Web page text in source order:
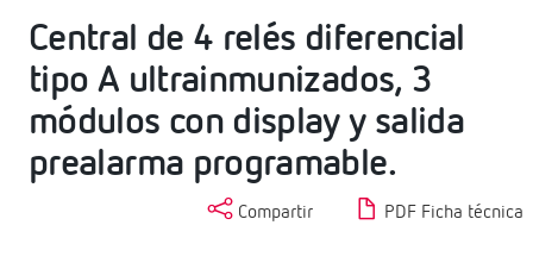
Central de 4 relés diferencial
tipo A ultrainmunizados, 3
módulos con display y salida
prealarma programable.
Compartir PDF Ficha técnica